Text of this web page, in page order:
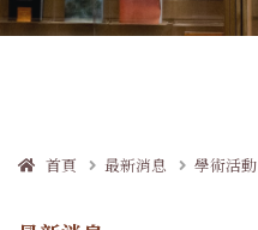
首頁 最新消息 學術活動